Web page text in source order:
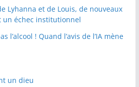
Lyhanna et de Louis, de nouveaux
échec institutionnel
l’alcool ! Quand l’avis de l’IA mène
un dieu